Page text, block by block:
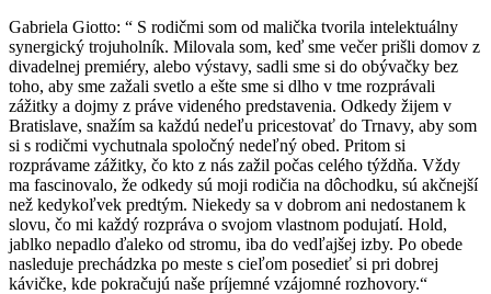
Gabriela Giotto: “ S rodičmi som od malička tvorila intelektuálny
synergický trojuholník. Milovala som, keď sme večer prišli domov z
divadelnej premiéry, alebo výstavy, sadli sme si do obývačky bez
toho, aby sme zažali svetlo a ešte sme si dlho v tme rozprávali
zážitky a dojmy z práve videného predstavenia. Odkedy žijem v
Bratislave, snažím sa každú nedeľu pricestovať do Trnavy, aby som
si s rodičmi vychutnala spoločný nedeľný obed. Pritom si
rozprávame zážitky, čo kto z nás zažil počas celého týždňa. Vždy
ma fascinovalo, že odkedy sú moji rodičia na dôchodku, sú akčnejší
než kedykoľvek predtým. Niekedy sa v dobrom ani nedostanem k
slovu, čo mi každý rozpráva o svojom vlastnom podujatí. Hold,
jablko nepadlo ďaleko od stromu, iba do vedľajšej izby. Po obede
nasleduje prechádzka po meste s cieľom posedieť si pri dobrej
kávičke, kde pokračujú naše príjemné vzájomné rozhovory.“